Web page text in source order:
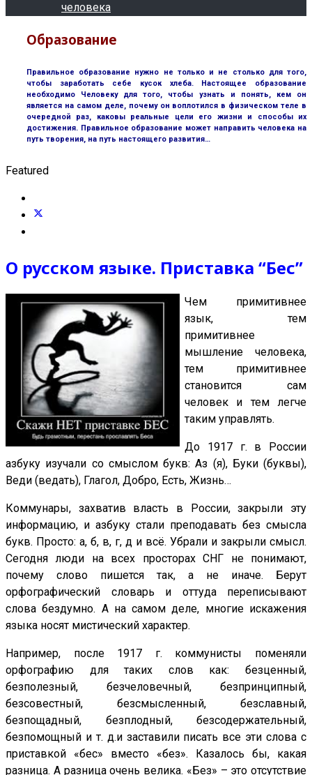
человека
Образование
Правильное образование нужно не только и не столько для того,
чтобы заработать себе кусок хлеба. Настоящее образование
необходимо Человеку для того, чтобы узнать и понять, кем он
является на самом деле, почему он воплотился в физическом теле в
очередной раз, каковы реальные цели его жизни и способы их
достижения. Правильное образование может направить человека на
путь творения, на путь настоящего развития…
Featured
О русском языке. Приставка “Бес”
Чем примитивнее
язык, тем
примитивнее
мышление человека,
тем примитивнее
становится сам
человек и тем легче
таким управлять.
До 1917 г. в России
азбуку изучали со смыслом букв: Аз (я), Буки (буквы),
Веди (ведать), Глагол, Добро, Есть, Жизнь…
Коммунары, захватив власть в России, закрыли эту
информацию, и азбуку стали преподавать без смысла
букв. Просто: а, б, в, г, д и всё. Убрали и закрыли смысл.
Сегодня люди на всех просторах СНГ не понимают,
почему слово пишется так, а не иначе. Берут
орфографический словарь и оттуда переписывают
слова бездумно. А на самом деле, многие искажения
языка носят мистический характер.
Например, после 1917 г. коммунисты поменяли
орфографию для таких слов как: безценный,
безполезный, безчеловечный, безпринципный,
безсовестный, безсмысленный, безславный,
безпощадный, безплодный, безсодержательный,
безпомощный и т. д.и заставили писать все эти слова с
приставкой «бес» вместо «без». Казалось бы, какая
разница. А разница очень велика. «Без» – это отсутствие